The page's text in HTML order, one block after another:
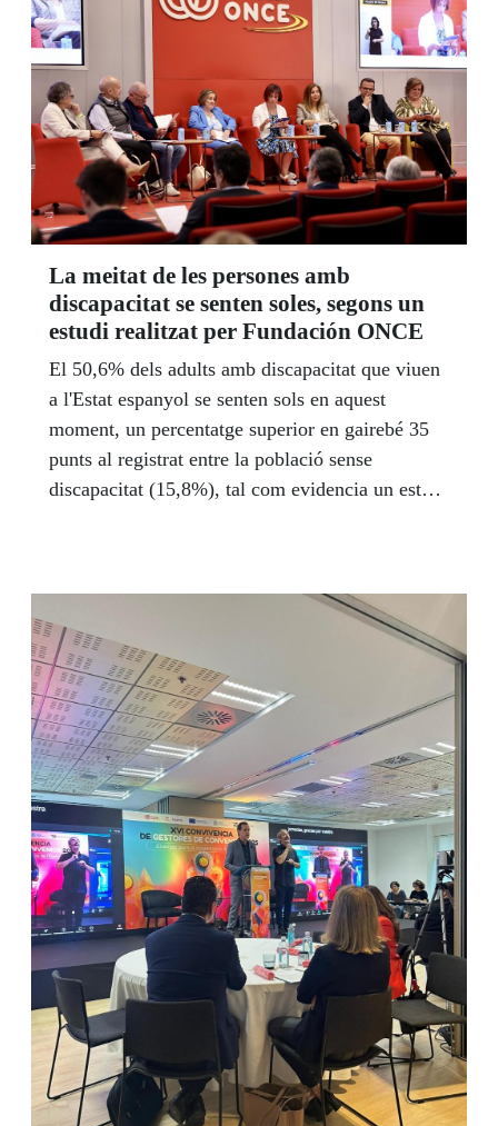
La meitat de les persones amb
discapacitat se senten soles, segons un
estudi realitzat per Fundación ONCE
El 50,6% dels adults amb discapacitat que viuen
a l'Estat espanyol se senten sols en aquest
moment, un percentatge superior en gairebé 35
punts al registrat entre la població sense
discapacitat (15,8%), tal com evidencia un estudi